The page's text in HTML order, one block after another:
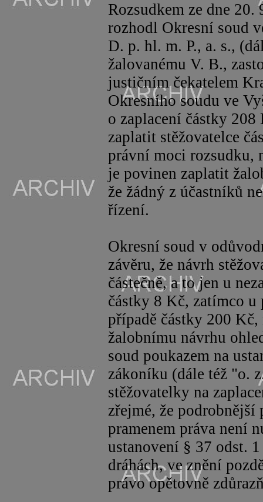
Rozsudkem ze dne
rozhodl Okresní soud
D. p. hl. m. P., a. s.,
žalovanému V. B.,
justičním čekatelem
Okresního soudu ve
o zaplacení částky
zaplatit stěžovatelce
právní moci rozsudku,
je povinen zaplatit
že žádný z účastníků
řízení.
Okresní soud v
závěru, že návrh
částečně, a to jen u
částky 8 Kč, zatímco
případě částky 200
žalobnímu návrhu
soud poukazem na
zákoníku (dále též "o.
stěžovatelky na
zřejmé, že podrobnější
pramenem práva není
ustanovení § 37 odst.
dráhách, ve znění
právo opětovně